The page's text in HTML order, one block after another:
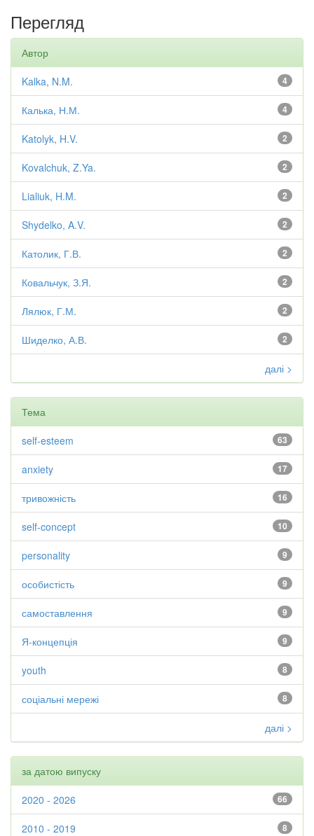
Перегляд
Автор
4
Kalka, N.M.
4
Калька, Н.М.
2
Katolyk, H.V.
2
Kovalchuk, Z.Ya.
2
Lialiuk, H.M.
2
Shydelko, A.V.
2
Католик, Г.В.
2
Ковальчук, З.Я.
2
Лялюк, Г.М.
2
Шиделко, А.В.
далі >
Тема
63
self-esteem
17
anxiety
16
тривожність
10
self-concept
9
personality
9
особистість
9
самоставлення
9
Я-концепція
8
youth
8
соціальні мережі
далі >
за датою випуску
66
2020 - 2026
8
2010 - 2019